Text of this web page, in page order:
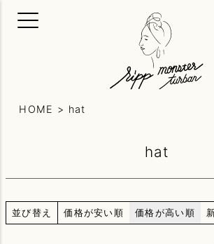
HOME hat
hat
並び替え 価格が安い順 価格が高い順